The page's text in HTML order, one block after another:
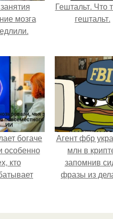
мозга
Гештальт. Что
гештальт.
богаче
особенно
кто
Агент фбр
млн в
запомнив
фразы из
потратить.